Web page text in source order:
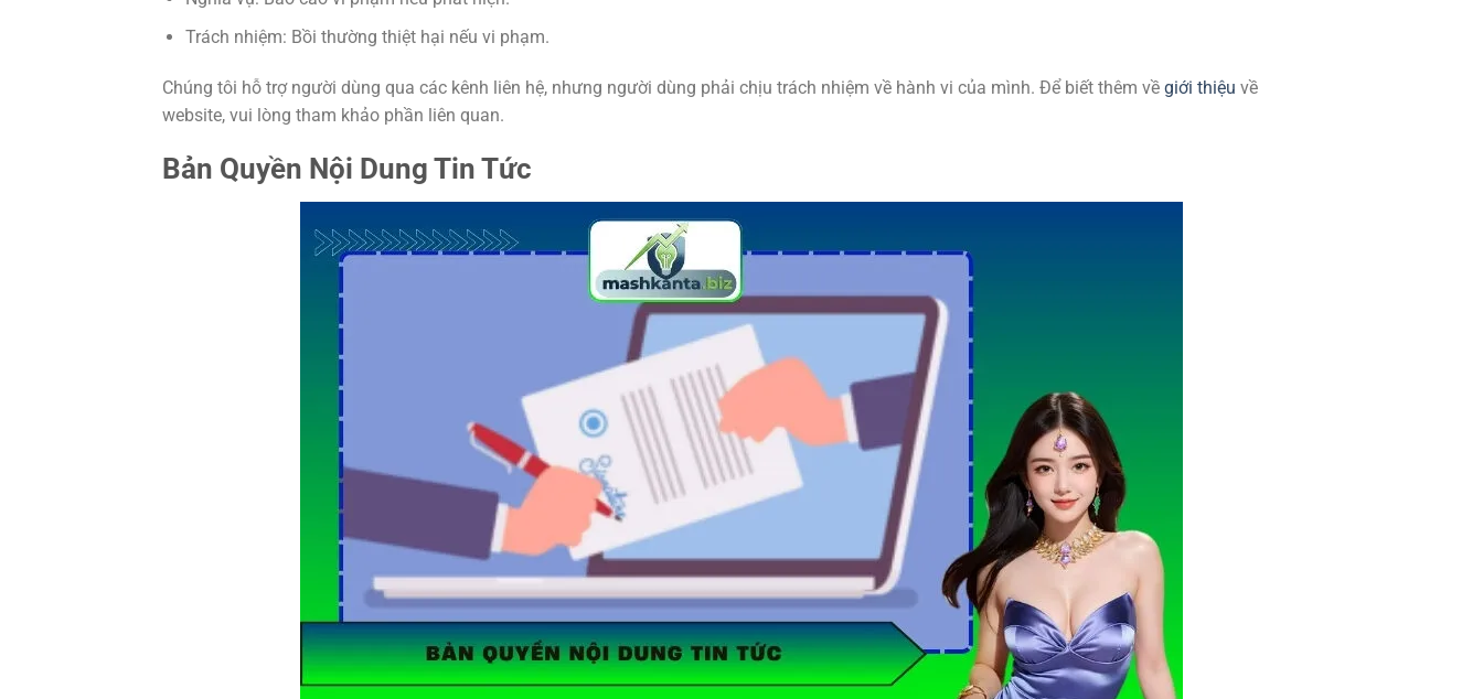
Trách nhiệm: Bồi thường thiệt hại nếu vi phạm.
Chúng tôi hỗ trợ người dùng qua các kênh liên hệ, nhưng người dùng phải chịu trách nhiệm về hành vi của mình. Để biết thêm về giới thiệu về
website, vui lòng tham khảo phần liên quan.
Bản Quyền Nội Dung Tin Tức